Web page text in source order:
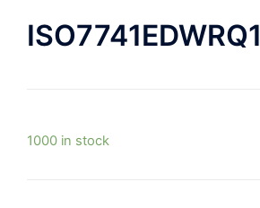
ISO7741EDWRQ1
1000 in stock